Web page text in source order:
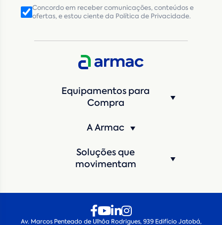
Concordo em receber comunicações, conteúdos e
ofertas, e estou ciente da Política de Privacidade.
Equipamentos para
Compra
A Armac
Soluções que
movimentam
Av. Marcos Penteado de Ulhôa Rodrigues, 939 Edifício Jatobá,
CNPJ Inscrição Estadual(Produtor Rural)
CNPJ da empresa/ CPF - Produtor rural*
Máquina de interesse*
Qual o período de locação? *